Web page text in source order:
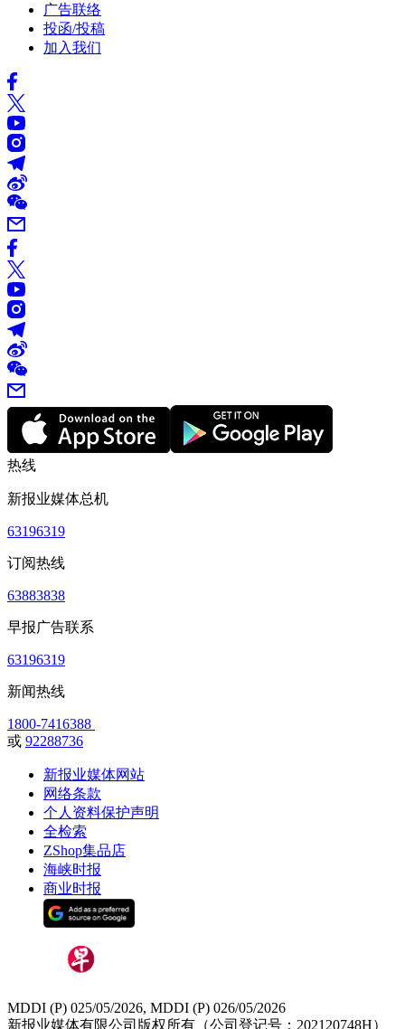
广告联络
投函/投稿
加入我们
热线
新报业媒体总机
63196319
订阅热线
63883838
早报广告联系
63196319
新闻热线
1800-7416388
或 92288736
新报业媒体网站
网络条款
个人资料保护声明
全检索
ZShop集品店
海峡时报
商业时报
MDDI (P) 025/05/2026, MDDI (P) 026/05/2026
新报业媒体有限公司版权所有（公司登记号：202120748H）